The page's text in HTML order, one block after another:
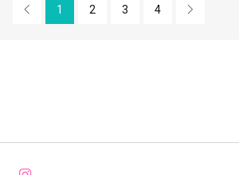
1 2 3 4